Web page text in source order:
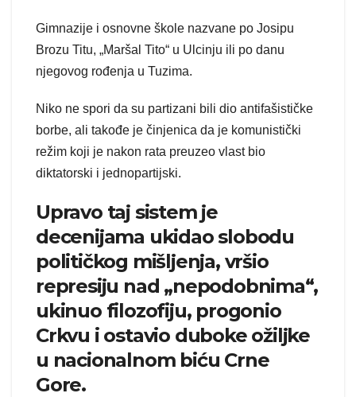
Gimnazije i osnovne škole nazvane po Josipu
Brozu Titu, „Maršal Tito“ u Ulcinju ili po danu
njegovog rođenja u Tuzima.
Niko ne spori da su partizani bili dio antifašističke
borbe, ali takođe je činjenica da je komunistički
režim koji je nakon rata preuzeo vlast bio
diktatorski i jednopartijski.
Upravo taj sistem je
decenijama ukidao slobodu
političkog mišljenja, vršio
represiju nad „nepodobnima“,
ukinuo filozofiju, progonio
Crkvu i ostavio duboke ožiljke
u nacionalnom biću Crne
Gore.